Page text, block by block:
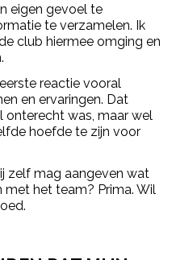
eigen gevoel te
te verzamelen. Ik
club hiermee omging en
reactie vooral
en ervaringen. Dat
was, maar wel
hoefde te zijn voor
zelf mag aangeven wat
met het team? Prima. Wil